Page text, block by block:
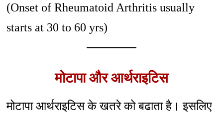
(Onset of Rheumatoid Arthritis usually
starts at 30 to 60 yrs)
मोटापा और आर्थराइटिस
मोटापा आर्थराइटिस के खतरे को बढाता है। इसलिए